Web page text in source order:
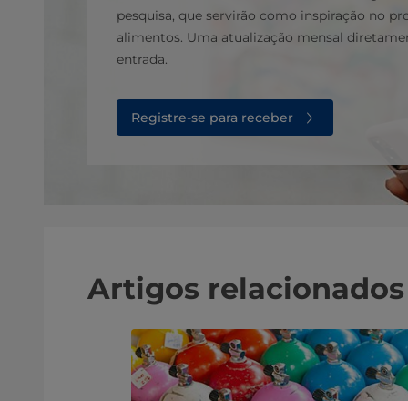
pesquisa, que servirão como inspiração no
alimentos. Uma atualização mensal
entrada.
Registre-se para receber
Artigos relacionados